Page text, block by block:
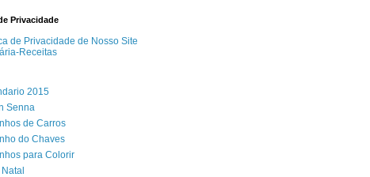
Privacidade
de Privacidade de Nosso Site
Receitas
2015
Senna
de Carros
do Chaves
para Colorir